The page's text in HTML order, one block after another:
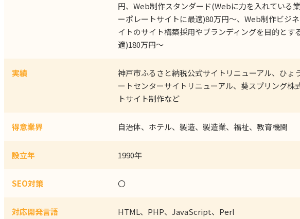
円、Web制作スタンダード(Webに力を入れている
ーポレートサイトに最適)80万円～、Web制作ビジ
イトのサイト構築採用やブランディングを目的とす
適)180万円～
実績
神戸市ふるさと納税公式サイトリニューアル、ひょ
ートセンターサイトリニューアル、葵スプリング株
トサイト制作など
得意業界 自治体、ホテル、製造、製造業、福祉、教育機関
設立年 1990年
SEO対策 〇
対応開発言語 HTML、PHP、JavaScript、Perl